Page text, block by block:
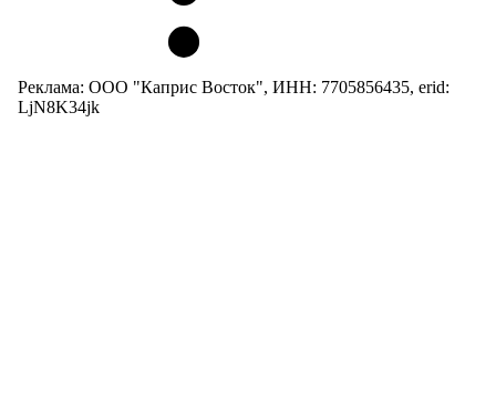
Реклама: ООО "Каприс Восток", ИНН: 7705856435, erid:
LjN8K34jk